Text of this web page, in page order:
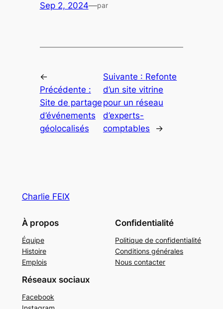
Sep 2, 2024—par
←
Précédente :
Site de partage
d’événements
géolocalisés
Suivante : Refonte
d’un site vitrine
pour un réseau
d’experts-
comptables
→
Charlie FEIX
À propos
Équipe
Histoire
Emplois
Confidentialité
Politique de confidentialité
Conditions générales
Nous contacter
Réseaux sociaux
Facebook